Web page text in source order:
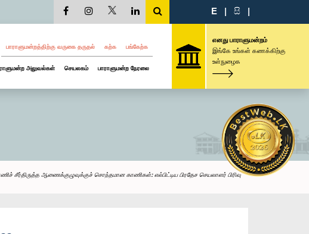
E | සි |
பாராளுமன்றத்திற்கு வருகை தருதல் கற்க பங்கேற்க
அலுவல்கள் செயலகம் பாராளுமன்ற நேரலை
எனது பாராளுமன்றம்
இங்கே உங்கள் கணக்கிற்கு
உள்நுழைக
சீர்திருத்த ஆணைக்குழுவுக்குச் சொந்தமான காணிகள்: எல்பிட்டிய பிரதேச செயலாளர் பிரிவு